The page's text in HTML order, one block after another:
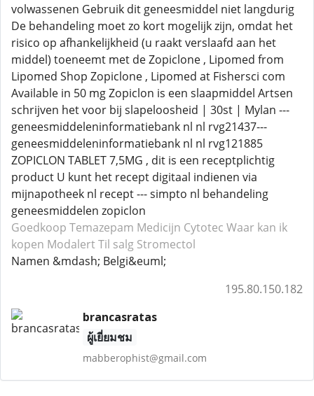
volwassenen Gebruik dit geneesmiddel niet langdurig
De behandeling moet zo kort mogelijk zijn, omdat het
risico op afhankelijkheid (u raakt verslaafd aan het
middel) toeneemt met de Zopiclone , Lipomed from
Lipomed Shop Zopiclone , Lipomed at Fishersci com
Available in 50 mg Zopiclon is een slaapmiddel Artsen
schrijven het voor bij slapeloosheid | 30st | Mylan ---
geneesmiddeleninformatiebank nl nl rvg21437---
geneesmiddeleninformatiebank nl nl rvg121885
ZOPICLON TABLET 7,5MG , dit is een receptplichtig
product U kunt het recept digitaal indienen via
mijnapotheek nl recept --- simpto nl behandeling
geneesmiddelen zopiclon
Goedkoop Temazepam Medicijn Cytotec Waar kan ik
kopen ModalertTil salg Stromectol
Namen &mdash; Belgi&euml;
195.80.150.182
brancasratas
ผู้เยี่ยมชม
mabberophist@gmail.com